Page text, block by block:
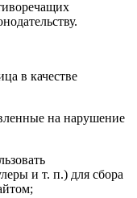
в качестве
на нарушение
и т. п.) для сбора